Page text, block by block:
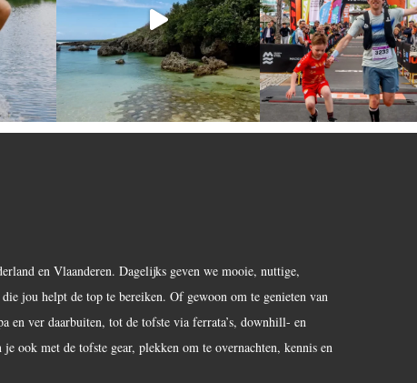
en Vlaanderen. Dagelijks geven we mooie, nuttige,
jou helpt de top te bereiken. Of gewoon om te genieten van
en ver daarbuiten, tot de tofste via ferrata’s, downhill- en
ook met de tofste gear, plekken om te overnachten, kennis en